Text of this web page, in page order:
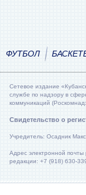
ФУТБОЛ
Сетевое издание
службе по надзору в
коммуникаций
Свидетельство о
Учредитель: Осадник
Адрес электронной
редакции: +7 (918) 630-